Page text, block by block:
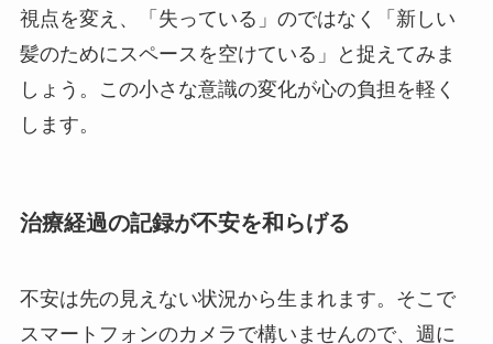
視点を変え、「失っている」のではなく「新しい
髪のためにスペースを空けている」と捉えてみま
しょう。この小さな意識の変化が心の負担を軽く
します。
治療経過の記録が不安を和らげる
不安は先の見えない状況から生まれます。そこで
スマートフォンのカメラで構いませんので、週に